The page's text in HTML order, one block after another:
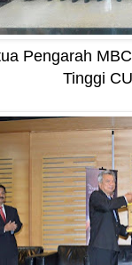
Pengarah
Tinggi